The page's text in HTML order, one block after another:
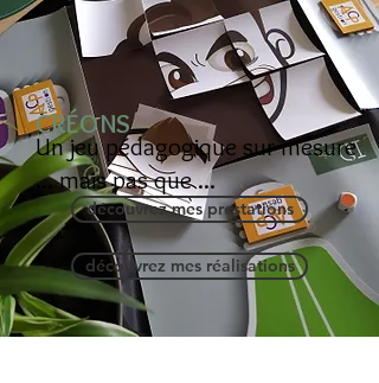
Un jeu pédagogique sur mesure
... mais pas que ...
découvrez mes prestations
découvrez mes réalisations
CRÉONS